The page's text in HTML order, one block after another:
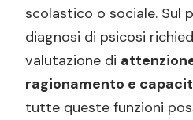
scolastico o sociale. Sul
diagnosi di psicosi
valutazione di
ragionamento e
tutte queste funzioni